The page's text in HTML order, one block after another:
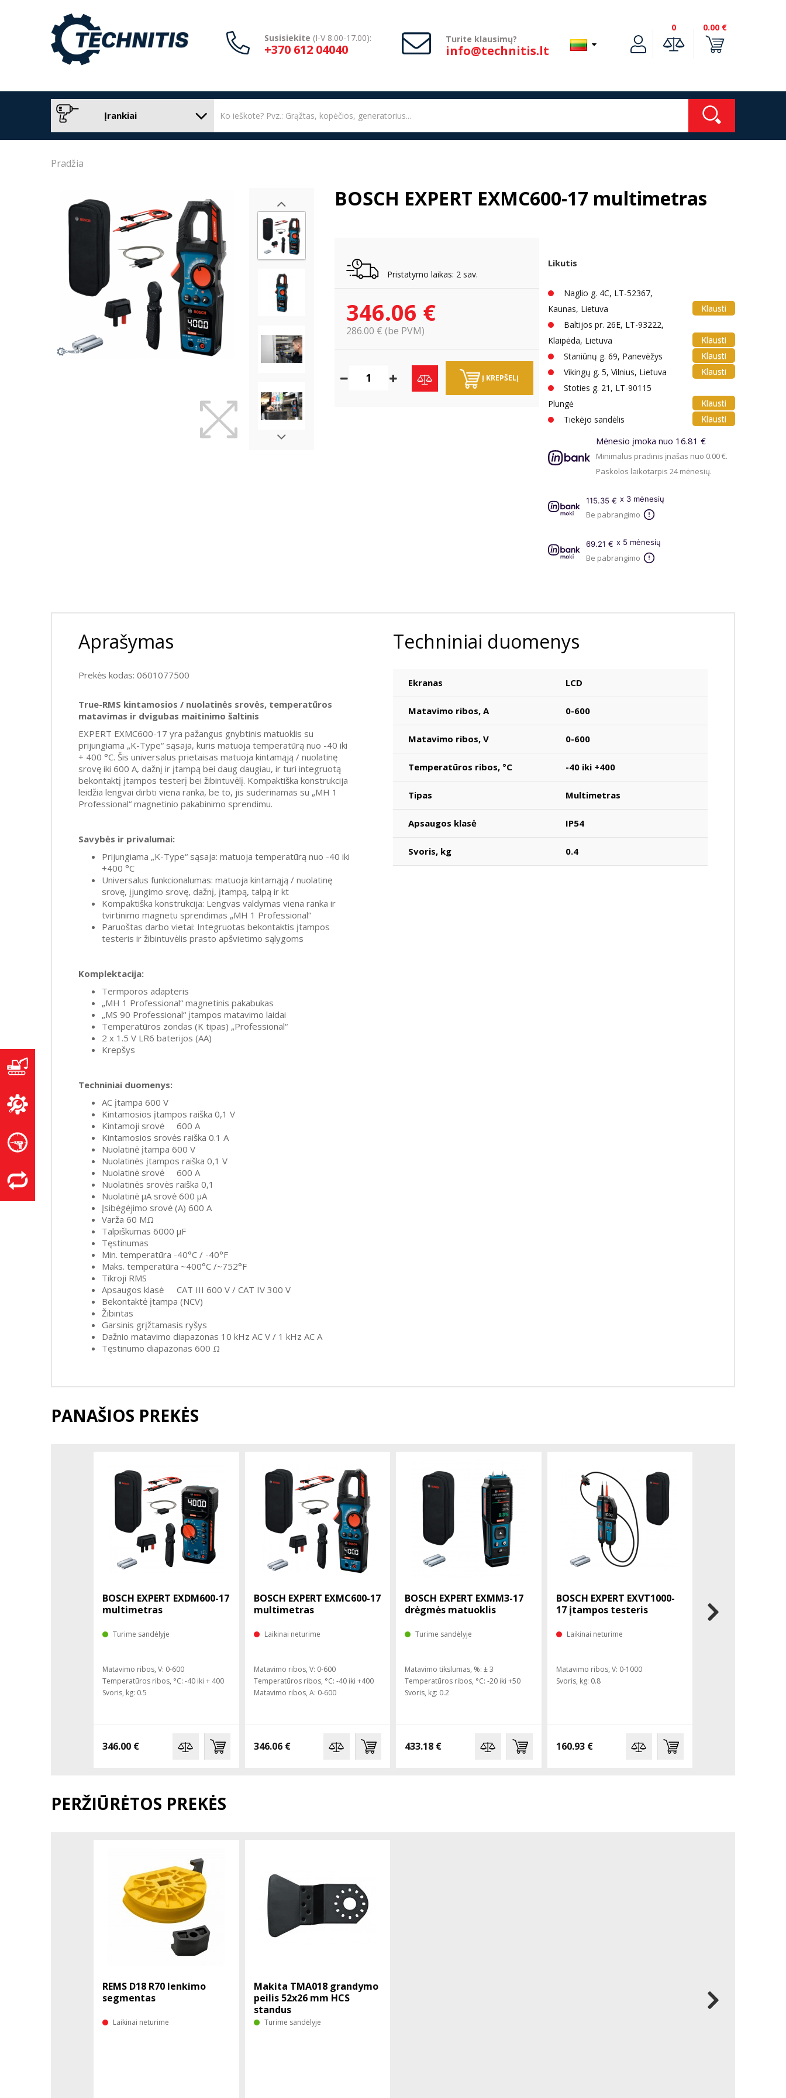
Susisiekite (I-V 8.00-17.00):
+370 612 04040
Turite klausimų?
info@technitis.lt
0 0.00 €
Įrankiai
Pradžia
BOSCH EXPERT EXMC600-17 multimetras
Pristatymo laikas: 2 sav.
346.06 €
286.00 € (be PVM)
Į KREPŠELĮ
Likutis
Naglio g. 4C, LT-52367,
Kaunas, Lietuva
Klausti
Baltijos pr. 26E, LT-93222,
Klaipėda, Lietuva
Klausti
Staniūnų g. 69, Panevėžys
Klausti
Vikingų g. 5, Vilnius, Lietuva
Klausti
Stoties g. 21, LT-90115
Plungė
Klausti
Tiekėjo sandėlis
Klausti
Mėnesio įmoka nuo 16.81 €
Minimalus pradinis įnašas nuo 0.00 €.
Paskolos laikotarpis 24 mėnesių.
115.35 € x 3 mėnesių
Be pabrangimo
69.21 € x 5 mėnesių
Be pabrangimo
Aprašymas
Prekės kodas: 0601077500
True-RMS kintamosios / nuolatinės srovės, temperatūros
matavimas ir dvigubas maitinimo šaltinis
EXPERT EXMC600-17 yra pažangus gnybtinis matuoklis su
prijungiama „K-Type“ sąsaja, kuris matuoja temperatūrą nuo -40 iki
+ 400 °C. Šis universalus prietaisas matuoja kintamąją / nuolatinę
srovę iki 600 A, dažnį ir įtampą bei daug daugiau, ir turi integruotą
bekontaktį įtampos testerį bei žibintuvėlį. Kompaktiška konstrukcija
leidžia lengvai dirbti viena ranka, be to, jis suderinamas su „MH 1
Professional“ magnetinio pakabinimo sprendimu.
Savybės ir privalumai:
Prijungiama „K-Type“ sąsaja: matuoja temperatūrą nuo -40 iki
+400 °C
Universalus funkcionalumas: matuoja kintamąją / nuolatinę
srovę, įjungimo srovę, dažnį, įtampą, talpą ir kt
Kompaktiška konstrukcija: Lengvas valdymas viena ranka ir
tvirtinimo magnetu sprendimas „MH 1 Professional“
Paruoštas darbo vietai: Integruotas bekontaktis įtampos
testeris ir žibintuvėlis prasto apšvietimo sąlygoms
Komplektacija:
Termporos adapteris
„MH 1 Professional“ magnetinis pakabukas
„MS 90 Professional“ įtampos matavimo laidai
Temperatūros zondas (K tipas) „Professional“
2 x 1.5 V LR6 baterijos (AA)
Krepšys
Techniniai duomenys:
AC įtampa 600 V
Kintamosios įtampos raiška 0,1 V
Kintamoji srovė
600 A
Kintamosios srovės raiška 0.1 A
Nuolatinė įtampa 600 V
Nuolatinės įtampos raiška 0,1 V
Nuolatinė srovė
600 A
Nuolatinės srovės raiška 0,1
Nuolatinė µA srovė 600 µA
Įsibėgėjimo srovė (A) 600 A
Varža 60 MΩ
Talpiškumas 6000 µF
Tęstinumas
Min. temperatūra -40°C / -40°F
Maks. temperatūra ~400°C /~752°F
Tikroji RMS
Apsaugos klasė
CAT III 600 V / CAT IV 300 V
Bekontaktė įtampa (NCV)
Žibintas
Garsinis grįžtamasis ryšys
Dažnio matavimo diapazonas 10 kHz AC V / 1 kHz AC A
Tęstinumo diapazonas 600 Ω
Techniniai duomenys
Ekranas LCD
Matavimo ribos, A 0-600
Matavimo ribos, V 0-600
Temperatūros ribos, °C -40 iki +400
Tipas Multimetras
Apsaugos klasė IP54
Svoris, kg 0.4
PANAŠIOS PREKĖS
BOSCH EXPERT EXDM600-17
multimetras
Turime sandėlyje
Matavimo ribos, V: 0-600
Temperatūros ribos, °C: -40 iki + 400
Svoris, kg: 0.5
346.00 €
BOSCH EXPERT EXMC600-17
multimetras
Laikinai neturime
Matavimo ribos, V: 0-600
Temperatūros ribos, °C: -40 iki +400
Matavimo ribos, A: 0-600
346.06 €
BOSCH EXPERT EXMM3-17
drėgmės matuoklis
Turime sandėlyje
Matavimo tikslumas, %: ± 3
Temperatūros ribos, °C: -20 iki +50
Svoris, kg: 0.2
433.18 €
BOSCH EXPERT EXVT1000-
17 įtampos testeris
Laikinai neturime
Matavimo ribos, V: 0-1000
Svoris, kg: 0.8
160.93 €
temperatūros ir
matuoklis
PERŽIŪRĖTOS PREKĖS
REMS D18 R70 lenkimo
segmentas
Laikinai neturime
Makita TMA018 grandymo
peilis 52x26 mm HCS
standus
Turime sandėlyje